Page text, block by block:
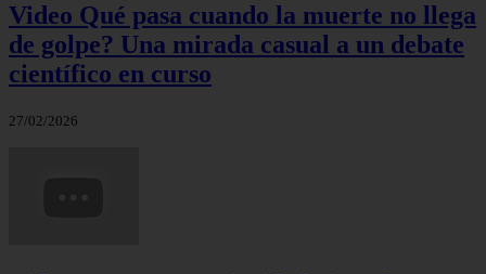
Video Qué pasa cuando la muerte no llega
de golpe? Una mirada casual a un debate
científico en curso
27/02/2026